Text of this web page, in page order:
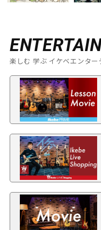
楽しむ 学ぶ イケベエンター